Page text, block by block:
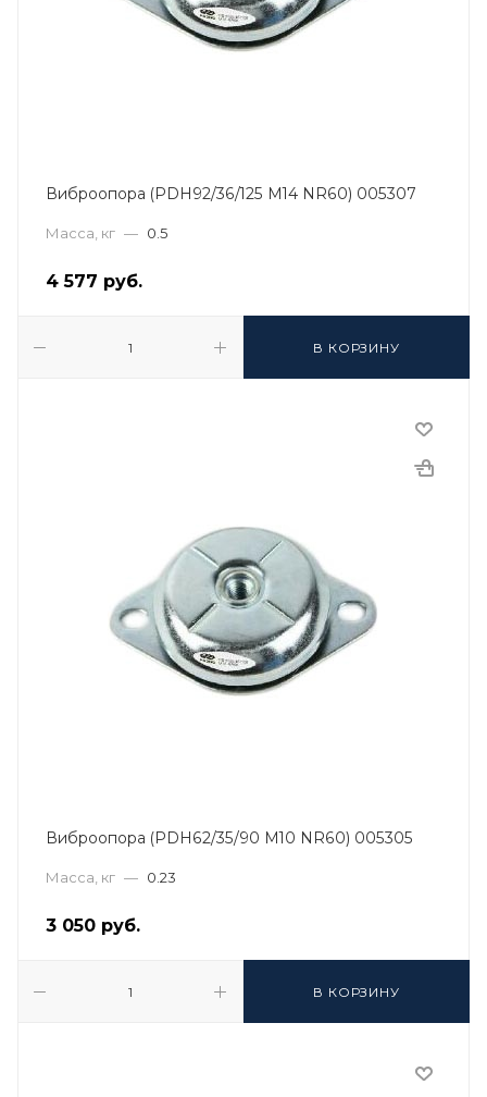
Виброопора (PDH92/36/125 M14 NR60) 005307
Масса, кг — 0.5
4 577 руб.
В КОРЗИНУ
Виброопора (PDH62/35/90 M10 NR60) 005305
Масса, кг — 0.23
3 050 руб.
В КОРЗИНУ